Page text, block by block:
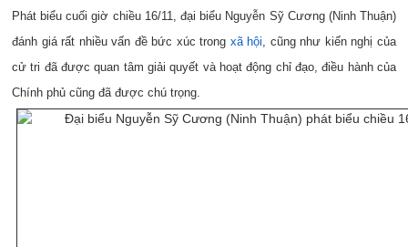
Phát biểu cuối giờ chiều 16/11, đại biểu Nguyễn Sỹ Cương (Ninh Thuận)
đánh giá rất nhiều vấn đề bức xúc trong xã hội, cũng như kiến nghị của
cử tri đã được quan tâm giải quyết và hoạt động chỉ đạo, điều hành của
Chính phủ cũng đã được chú trọng.